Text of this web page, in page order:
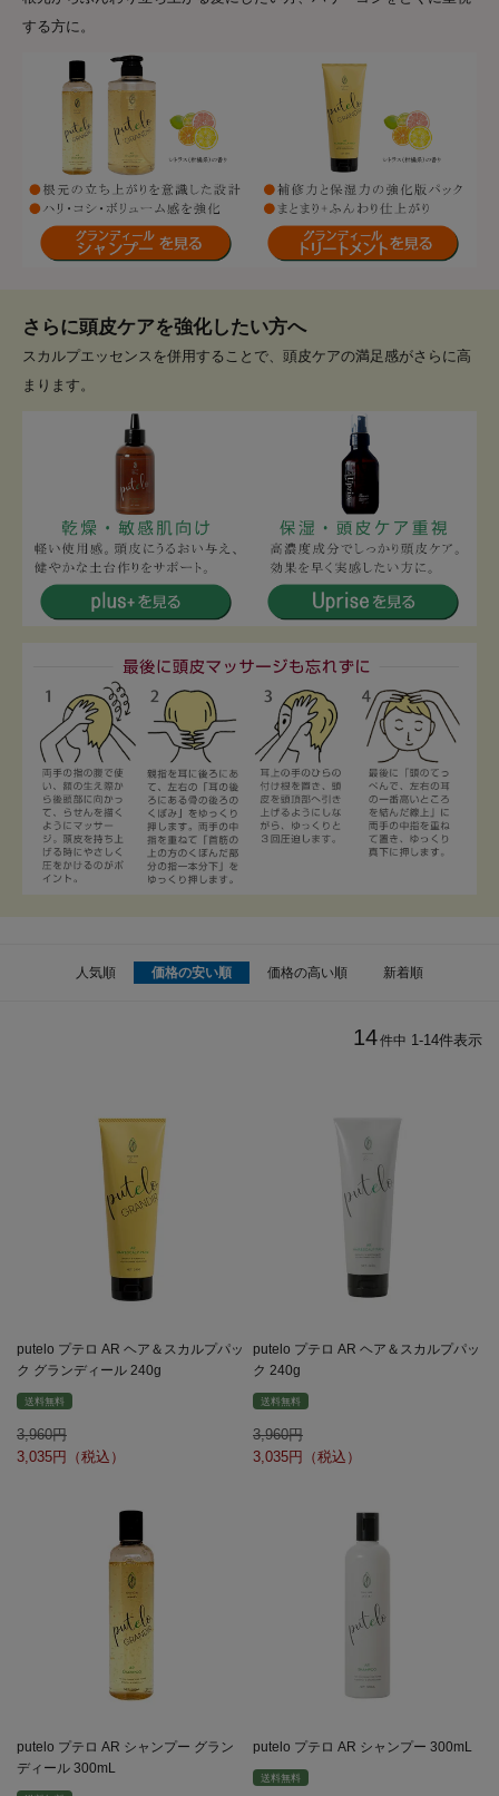
する方に。
さらに頭皮ケアを強化したい方へ
スカルプエッセンスを併用することで、頭皮ケアの満足感がさらに高
まります。
人気順 価格の安い順 価格の高い順 新着順
14件中 1-14件表示
putelo プテロ AR ヘア＆スカルプパッ
ク グランディール 240g
送料無料
3,960
3,035
putelo プテロ AR ヘア＆スカルプパッ
ク 240g
送料無料
3,960
3,035
putelo プテロ AR シャンプー グラン
ディール 300mL
putelo プテロ AR シャンプー 300mL
送料無料